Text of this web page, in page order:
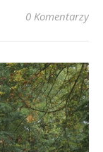
0 Komentarzy